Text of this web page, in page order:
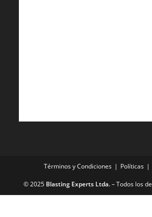
Términos y Condiciones Políticas
© 2025 Blasting Experts Ltda.– Todos los